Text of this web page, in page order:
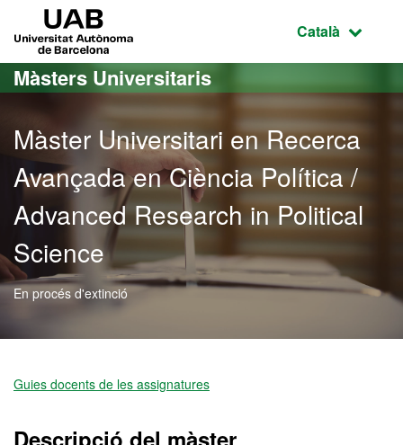
Ves al contingut principal
Ves a la navegació de la pàgina
Idioma
Català
Màsters Universitaris
Màster Universitari en Recerca
Avançada en Ciència Política /
Advanced Research in Political
Science
En procés d'extinció
Màster Oficial - Recerca
Guies docents de les assignatures
Descripció del màster